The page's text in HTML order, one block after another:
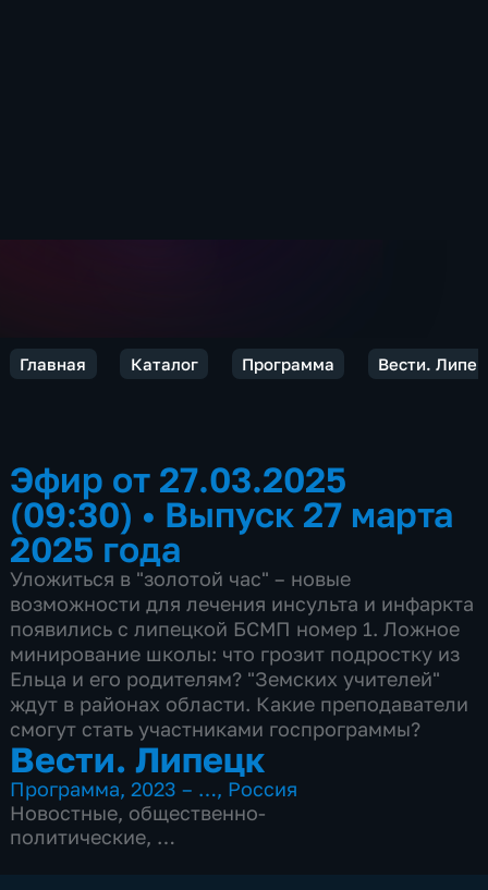
Главная Каталог Программа Вести.
Эфир от 27.03.2025
(09:30) • Выпуск 27 марта
2025 года
Уложиться в "золотой час" – новые
возможности для лечения инсульта и инфаркта
появились с липецкой БСМП номер 1. Ложное
минирование школы: что грозит подростку из
Ельца и его родителям? "Земских учителей"
ждут в районах области. Какие преподаватели
смогут стать участниками госпрограммы?
Вести. Липецк
Программа,2023 – …, Россия
Новостные, общественно-
политические,